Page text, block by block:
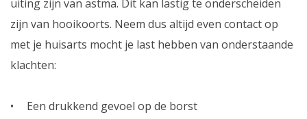
uiting zijn van astma. Dit kan lastig te onderscheiden
zijn van hooikoorts. Neem dus altijd even contact op
met je huisarts mocht je last hebben van onderstaande
klachten:
Een drukkend gevoel op de borst